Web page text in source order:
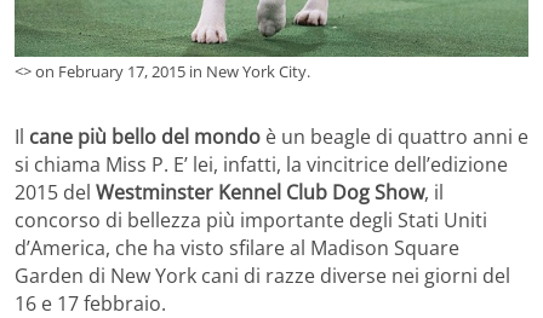
<> on February 17, 2015 in New York City.
Il cane più bello del mondo è un beagle di quattro anni e
si chiama Miss P. E’ lei, infatti, la vincitrice dell’edizione
2015 del Westminster Kennel Club Dog Show, il
concorso di bellezza più importante degli Stati Uniti
d’America, che ha visto sfilare al Madison Square
Garden di New York cani di razze diverse nei giorni del
16 e 17 febbraio.